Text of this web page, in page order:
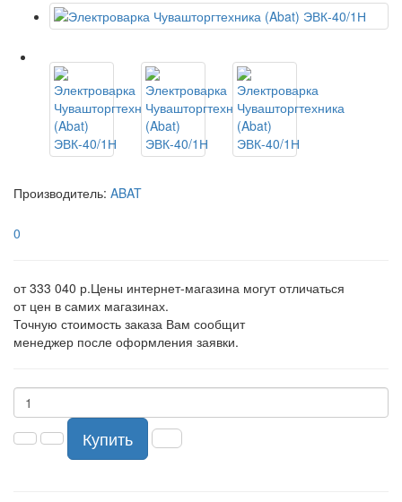
Производитель: ABAT
0
от 333 040 р.Цены интернет-магазина могут отличаться
от цен в самих магазинах.
Точную стоимость заказа Вам сообщит
менеджер после оформления заявки.
Купить